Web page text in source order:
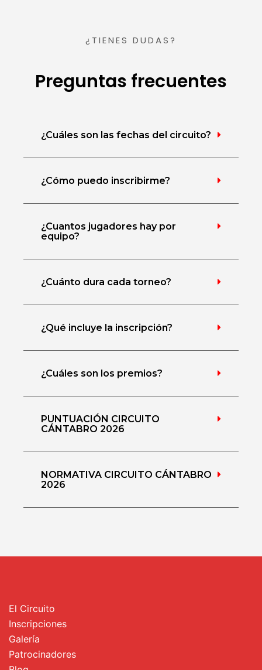
¿TIENES DUDAS?
Preguntas frecuentes
¿Cuáles son las fechas del circuito?
¿Cómo puedo inscribirme?
¿Cuantos jugadores hay por
equipo?
¿Cuánto dura cada torneo?
¿Qué incluye la inscripción?
¿Cuáles son los premios?
PUNTUACIÓN CIRCUITO
CÁNTABRO 2026
NORMATIVA CIRCUITO CÁNTABRO
2026
El Circuito
Inscripciones
Galería
Patrocinadores